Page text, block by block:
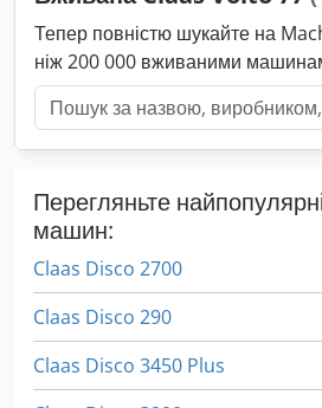
Тепер повністю шукайте на
ніж 200 000 вживаними
Перегляньте
машин:
Claas Disco 2700
Claas Disco 290
Claas Disco 3450 Plus